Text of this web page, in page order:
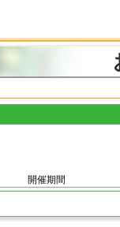
開催期間